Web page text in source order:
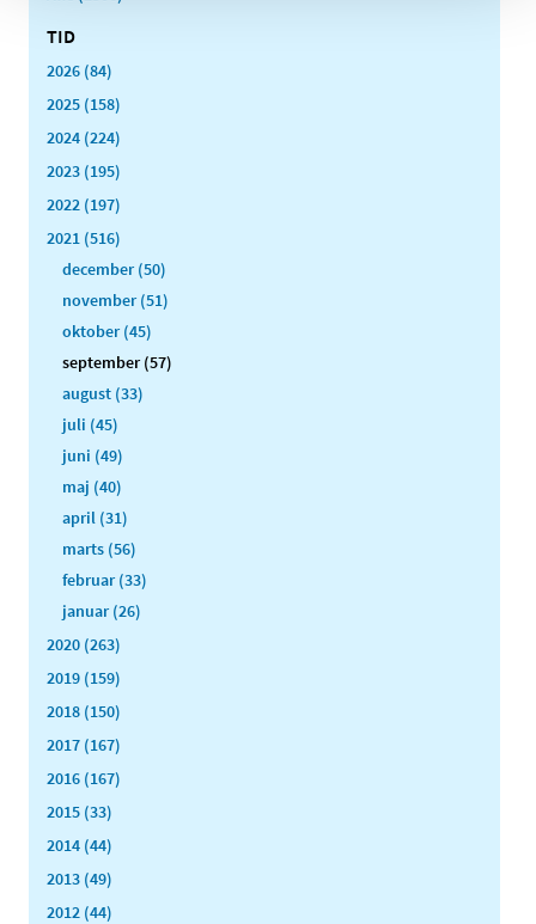
TID
2026 (84)
2025 (158)
2024 (224)
2023 (195)
2022 (197)
2021 (516)
december (50)
november (51)
oktober (45)
september (57)
august (33)
juli (45)
juni (49)
maj (40)
april (31)
marts (56)
februar (33)
januar (26)
2020 (263)
2019 (159)
2018 (150)
2017 (167)
2016 (167)
2015 (33)
2014 (44)
2013 (49)
2012 (44)